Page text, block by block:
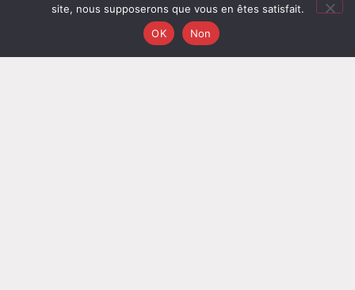
ABC IMMODIAG
met à votre service une équipe
impartiale de professionnels certifiés disponibles près
de chez vous.
site, nous supposerons que vous en êtes satisfait.
OK
Non